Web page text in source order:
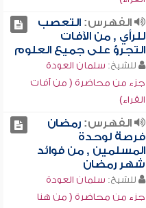
الفهرس:التعصب
للرأي , من الآفات
التجرؤ على جميع العلوم
للشيخ: سلمان العودة
جزء من محاضرة ( من آفات
القراء)
الفهرس:رمضان
فرصة لوحدة
المسلمين , من فوائد
شهر رمضان
للشيخ: سلمان العودة
جزء من محاضرة ( من هنا